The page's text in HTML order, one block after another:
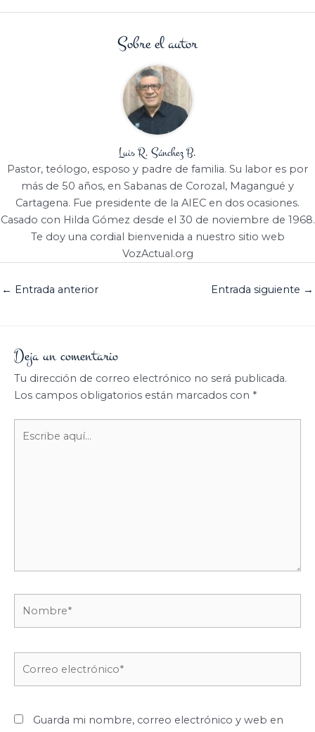
Sobre el autor
Luis R. Sánchez B.
Pastor, teólogo, esposo y padre de familia. Su labor es por
más de 50 años, en Sabanas de Corozal, Magangué y
Cartagena. Fue presidente de la AIEC en dos ocasiones.
Casado con Hilda Gómez desde el 30 de noviembre de 1968.
Te doy una cordial bienvenida a nuestro sitio web
VozActual.org
← Entrada anterior Entrada siguiente →
Deja un comentario
Tu dirección de correo electrónico no será publicada.
Los campos obligatorios están marcados con *
aquí...
Guarda mi nombre, correo electrónico y web en